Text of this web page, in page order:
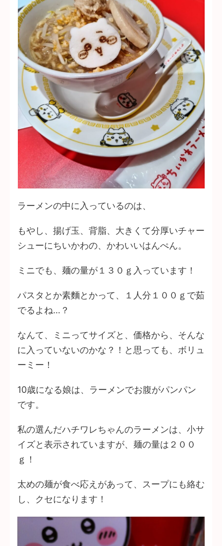
ラーメンの中に入っているのは、
もやし、揚げ玉、背脂、大きくて分厚いチャー
シューにちいかわの、かわいいはんぺん。
ミニでも、麺の量が１３０ｇ入っています！
パスタとか素麵とかって、１人分１００ｇで茹
でるよね…？
なんて、ミニってサイズと、価格から、そんな
に入っていないのかな？！と思っても、ボリュ
ーミー！
10歳になる娘は、ラーメンでお腹がパンパン
です。
私の選んだハチワレちゃんのラーメンは、小サ
イズと表示されていますが、麺の量は２００
ｇ！
太めの麺が食べ応えがあって、スープにも絡む
し、クセになります！